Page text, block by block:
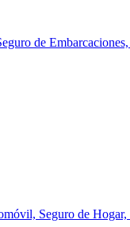
de Embarcaciones,
Seguro de Hogar,